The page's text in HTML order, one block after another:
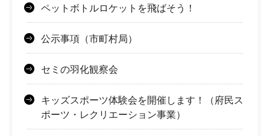
ペットボトルロケットを飛ばそう！
公示事項（市町村局）
セミの羽化観察会
キッズスポーツ体験会を開催します！（府民ス
ポーツ・レクリエーション事業）